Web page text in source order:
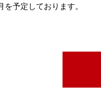
予定しております。